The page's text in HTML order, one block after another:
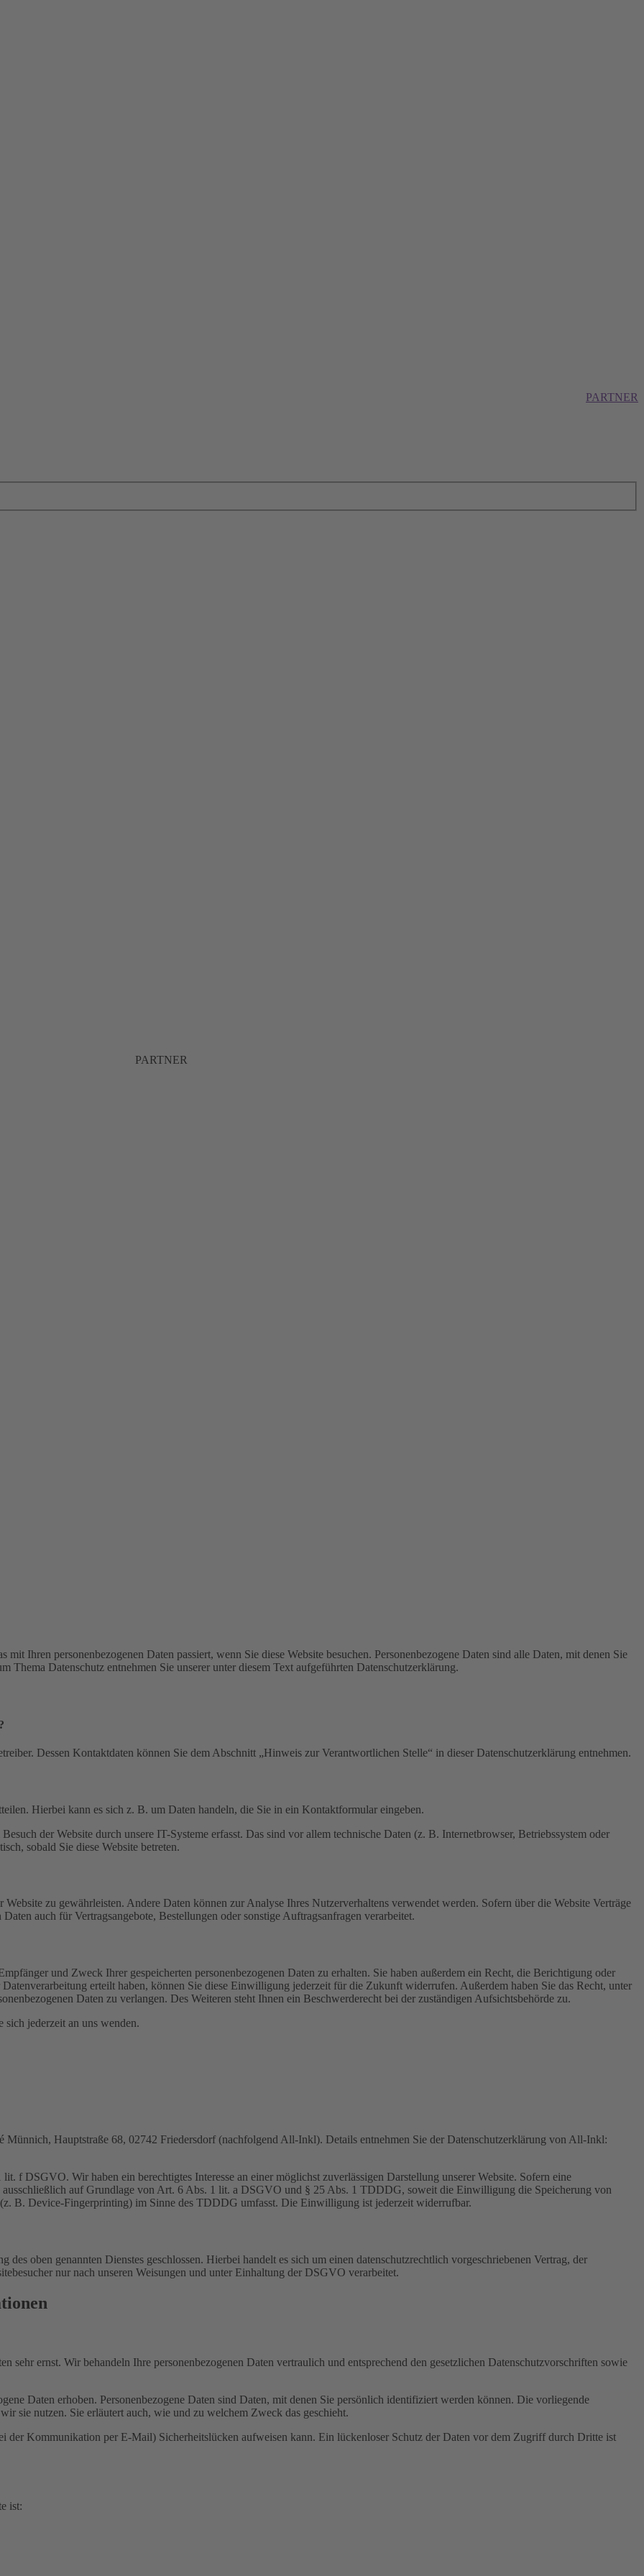
PARTNER
PARTNER
Ihren personenbezogenen Daten passiert, wenn Sie diese Website besuchen. Personenbezogene Daten sind alle Daten, mit denen Sie
Datenschutz entnehmen Sie unserer unter diesem Text aufgeführten Datenschutzerklärung.
Dessen Kontaktdaten können Sie dem Abschnitt „Hinweis zur Verantwortlichen Stelle“ in dieser Datenschutzerklärung entnehmen.
Hierbei kann es sich z. B. um Daten handeln, die Sie in ein Kontaktformular eingeben.
der Website durch unsere IT-Systeme erfasst. Das sind vor allem technische Daten (z. B. Internetbrowser, Betriebssystem oder
sobald Sie diese Website betreten.
zu gewährleisten. Andere Daten können zur Analyse Ihres Nutzerverhaltens verwendet werden. Sofern über die Website Verträge
auch für Vertragsangebote, Bestellungen oder sonstige Auftragsanfragen verarbeitet.
und Zweck Ihrer gespeicherten personenbezogenen Daten zu erhalten. Sie haben außerdem ein Recht, die Berichtigung oder
erteilt haben, können Sie diese Einwilligung jederzeit für die Zukunft widerrufen. Außerdem haben Sie das Recht, unter
Daten zu verlangen. Des Weiteren steht Ihnen ein Beschwerderecht bei der zuständigen Aufsichtsbehörde zu.
jederzeit an uns wenden.
Hauptstraße 68, 02742 Friedersdorf (nachfolgend All-Inkl). Details entnehmen Sie der Datenschutzerklärung von All-Inkl:
DSGVO. Wir haben ein berechtigtes Interesse an einer möglichst zuverlässigen Darstellung unserer Website. Sofern eine
auf Grundlage von Art. 6 Abs. 1 lit. a DSGVO und § 25 Abs. 1 TDDDG, soweit die Einwilligung die Speicherung von
B. Device-Fingerprinting) im Sinne des TDDDG umfasst. Die Einwilligung ist jederzeit widerrufbar.
oben genannten Dienstes geschlossen. Hierbei handelt es sich um einen datenschutzrechtlich vorgeschriebenen Vertrag, der
nur nach unseren Weisungen und unter Einhaltung der DSGVO verarbeitet.
sehr ernst. Wir behandeln Ihre personenbezogenen Daten vertraulich und entsprechend den gesetzlichen Datenschutzvorschriften sowie
Daten erhoben. Personenbezogene Daten sind Daten, mit denen Sie persönlich identifiziert werden können. Die vorliegende
sie nutzen. Sie erläutert auch, wie und zu welchem Zweck das geschieht.
der Kommunikation per E-Mail) Sicherheitslücken aufweisen kann. Ein lückenloser Schutz der Daten vor dem Zugriff durch Dritte ist
ist: